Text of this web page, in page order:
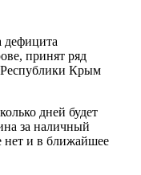
дефицита
принят ряд
Крым
дней будет
за наличный
нет и в ближайшее